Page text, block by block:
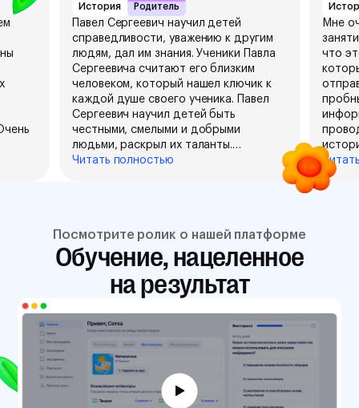
и
к
История Родитель
Павел Сергеевич научил детей
справедливости, уважению к другим
людям, дал им знания. Ученики Павла
Сергеевича считают его близким
человеком, который нашел ключик к
каждой душе своего ученика. Павел
Сергеевич научил детей быть
честными, смелыми и добрыми
людьми, раскрыл их таланты.
Полученное от него - прекрасный
Читать полностью
Мне
что
себя
или
Посмотрите ролик о нашей платформе
Обучение, нацеленное
на результат